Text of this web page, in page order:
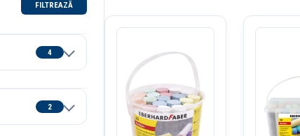
FILTREAZĂ
4
2